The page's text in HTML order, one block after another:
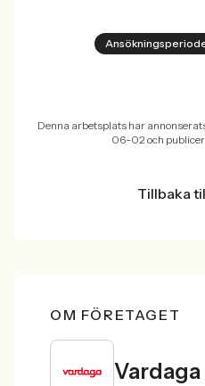
Denna arbetsplats har
06-02 och
Tillbaka
OM FÖRETAGET
Vardaga